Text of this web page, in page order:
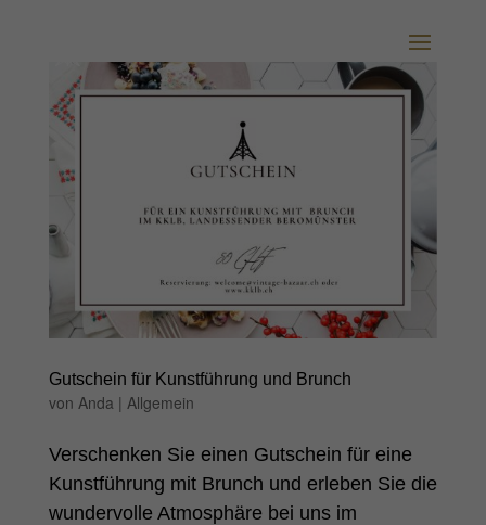
Gutschein für Kunstführung und Brunch
von Anda | Allgemein
Verschenken Sie einen Gutschein für eine
Kunstführung mit Brunch und erleben Sie die
wundervolle Atmosphäre bei uns im